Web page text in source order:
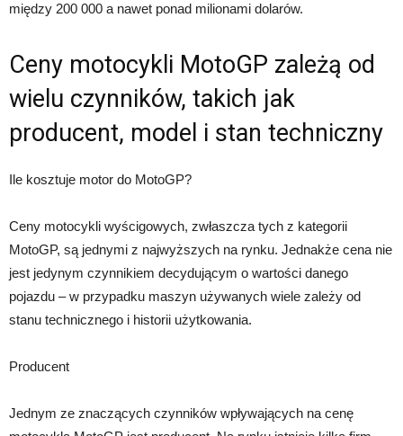
między 200 000 a nawet ponad milionami dolarów.
Ceny motocykli MotoGP zależą od
wielu czynników, takich jak
producent, model i stan techniczny
Ile kosztuje motor do MotoGP?
Ceny motocykli wyścigowych, zwłaszcza tych z kategorii
MotoGP, są jednymi z najwyższych na rynku. Jednakże cena nie
jest jedynym czynnikiem decydującym o wartości danego
pojazdu – w przypadku maszyn używanych wiele zależy od
stanu technicznego i historii użytkowania.
Producent
Jednym ze znaczących czynników wpływających na cenę